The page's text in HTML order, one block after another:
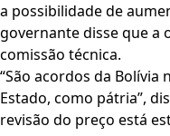
a possibilidade de
governante disse que a
comissão técnica.
“São acordos da Bolívia
Estado, como pátria”,
revisão do preço está